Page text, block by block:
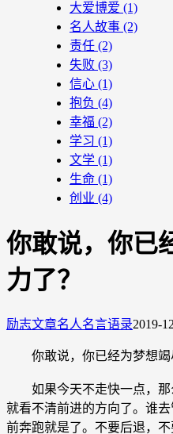
大爱博爱 (1)
名人故事 (2)
责任 (2)
失败 (3)
信心 (1)
抱负 (4)
幸福 (2)
学习 (1)
文学 (1)
生命 (1)
创业 (4)
你敢说，你已
力了？
励志文章名人名言语录2019-
你敢说，你已经为梦想竭
如果今天不走快一点，那
就看不清前进的方向了。谁
前奔跑就是了。不要后退，